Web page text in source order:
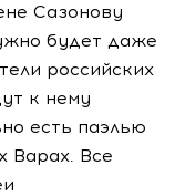
Сазонову
будет даже
российских
к нему
есть паэлью
Варах. Все